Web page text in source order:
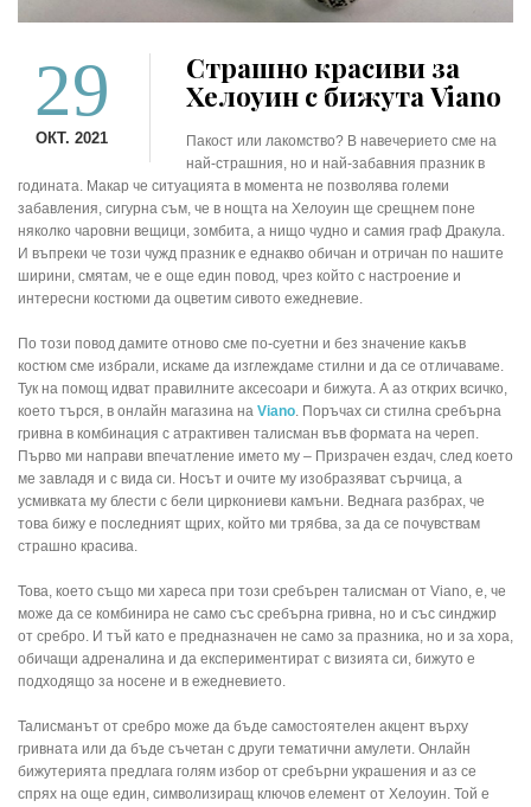
29
ОКТ. 2021
Страшно красиви за
Хелоуин с бижута Viano
Пакост или лакомство? В навечерието сме на
най-страшния, но и най-забавния празник в
годината. Макар че ситуацията в момента не позволява големи
забавления, сигурна съм, че в нощта на Хелоуин ще срещнем поне
няколко чаровни вещици, зомбита, а нищо чудно и самия граф Дракула.
И въпреки че този чужд празник е еднакво обичан и отричан по нашите
ширини, смятам, че е още един повод, чрез който с настроение и
интересни костюми да оцветим сивото ежедневие.
По този повод дамите отново сме по-суетни и без значение какъв
костюм сме избрали, искаме да изглеждаме стилни и да се отличаваме.
Тук на помощ идват правилните аксесоари и бижута. А аз открих всичко,
което търся, в онлайн магазина на Viano. Поръчах си стилна сребърна
гривна в комбинация с атрактивен талисман във формата на череп.
Първо ми направи впечатление името му – Призрачен ездач, след което
ме завладя и с вида си. Носът и очите му изобразяват сърчица, а
усмивката му блести с бели циркониеви камъни. Веднага разбрах, че
това бижу е последният щрих, който ми трябва, за да се почувствам
страшно красива.
Това, което също ми хареса при този сребърен талисман от Viano, е, че
може да се комбинира не само със сребърна гривна, но и със синджир
от сребро. И тъй като е предназначен не само за празника, но и за хора,
обичащи адреналина и да експериментират с визията си, бижуто е
подходящо за носене и в ежедневието.
Талисманът от сребро може да бъде самостоятелен акцент върху
гривната или да бъде съчетан с други тематични амулети. Онлайн
бижутерията предлага голям избор от сребърни украшения и аз се
спрях на още един, символизиращ ключов елемент от Хелоуин. Той е